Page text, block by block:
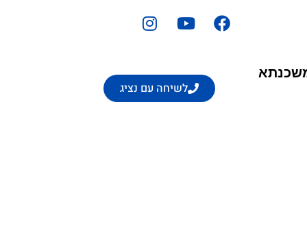
לשיחה עם נציג